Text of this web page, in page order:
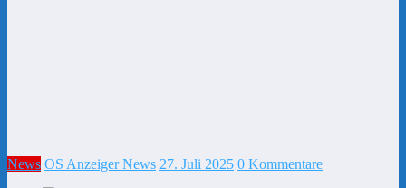
News OS Anzeiger News 27. Juli 2025 0 Kommentare